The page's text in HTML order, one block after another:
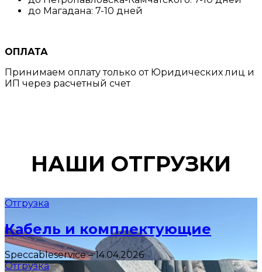
до Магадана: 7-10 дней
ОПЛАТА
Принимаем оплату только от Юридических лиц и
ИП через расчетный счет
НАШИ ОТГРУЗКИ
Отгрузка
Кабель и комплектующие
Speccableservice–14.04.2026
Отгрузка